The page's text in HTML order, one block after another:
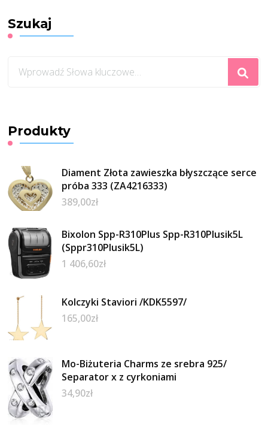
Szukaj
czegoś?
Produkty
Diament Złota zawieszka błyszczące serce
próba 333 (ZA4216333)
389,00zł
Bixolon Spp-R310Plus Spp-R310Plusik5L
(Sppr310Plusik5L)
1 406,60zł
Kolczyki Staviori /KDK5597/
165,00zł
Mo-Biżuteria Charms ze srebra 925/
Separator x z cyrkoniami
34,90zł